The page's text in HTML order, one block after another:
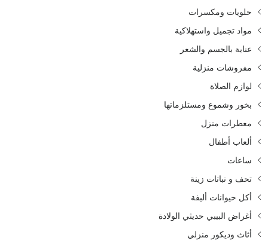
حلويات ومكسرات
مواد تجميل واستهلاكية
عناية بالجسم والشعر
مفروشات منزلية
لوازم الصلاة
بخور وشموع ومستلزماتها
معطرات منزل
ألعاب أطفال
ساعات
تحف و نباتات زينة
أكل حيوانات أليفة
أغراض البيبي حديثي الولادة
أثاث وديكور منزلي